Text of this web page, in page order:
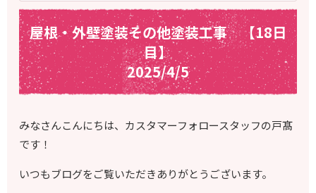
屋根・外壁塗装その他塗装工事 【18日
目】
2025/4/5
みなさんこんにちは、カスタマーフォロースタッフの戸髙
です！
いつもブログをご覧いただきありがとうございます。